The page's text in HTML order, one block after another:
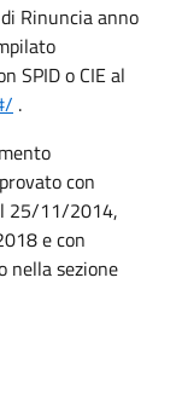
di Rinuncia anno
SPID o CIE al
.
con
25/11/2014,
e con
nella sezione